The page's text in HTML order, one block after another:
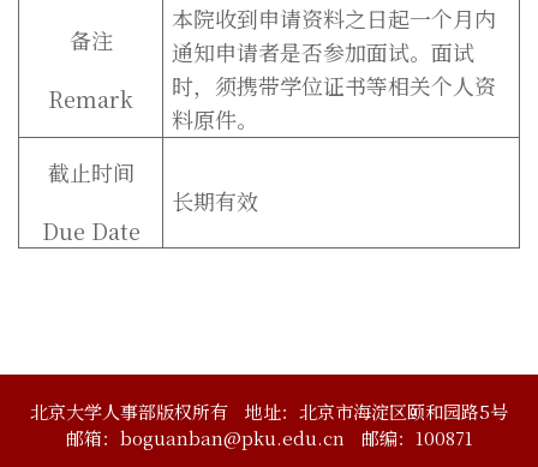
备注
Remark
本院收到申请资料之日起一个月内
通知申请者是否参加面试。面试
时，须携带学位证书等相关个人资
料原件。
截止时间
Due Date
长期有效
北京大学人事部版权所有
地址：北京市海淀区颐和园路5号
邮箱：boguanban@pku.edu.cn
邮编：100871